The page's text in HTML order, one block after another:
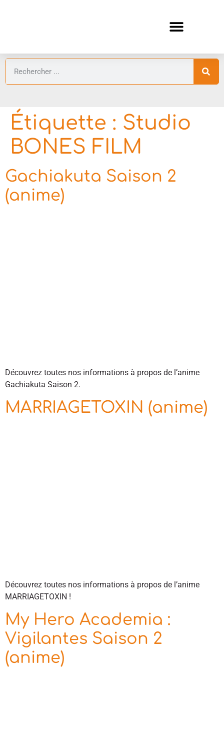
Étiquette : Studio
BONES FILM
Gachiakuta Saison 2
(anime)
Découvrez toutes nos informations à propos de l’anime
Gachiakuta Saison 2.
MARRIAGETOXIN (anime)
Découvrez toutes nos informations à propos de l’anime
MARRIAGETOXIN !
My Hero Academia :
Vigilantes Saison 2
(anime)